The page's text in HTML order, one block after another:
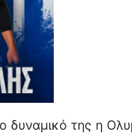
δυναμικό της η